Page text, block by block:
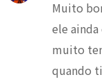
Muito
ele ainda
muito
quando